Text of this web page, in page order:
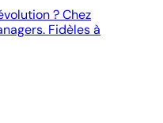
? Chez
Fidèles à